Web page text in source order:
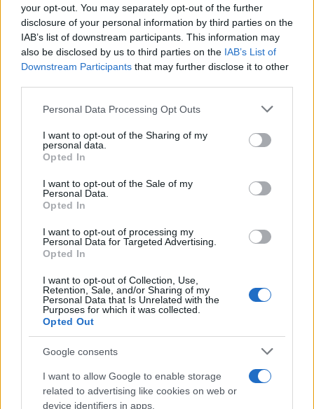
your opt-out. You may separately opt-out of the further
disclosure of your personal information by third parties on the
IAB’s list of downstream participants. This information may
also be disclosed by us to third parties on the IAB’s List of
Downstream Participants that may further disclose it to other
Please note that this website/app uses one or more Google
not limited to your visit or usage behaviour. You may click to
grant or deny consent to Google and its third-party tags to
use your data for below specified purposes in below Google
consent section.
Personal Data Processing Opt Outs
I want to opt-out of the Sharing of my
personal data.
Opted In
I want to opt-out of the Sale of my
Personal Data.
Opted In
I want to opt-out of processing my
Personal Data for Targeted Advertising.
Opted In
I want to opt-out of Collection, Use,
Retention, Sale, and/or Sharing of my
Personal Data that Is Unrelated with the
Purposes for which it was collected.
Opted Out
Google consents
I want to allow Google to enable storage
related to advertising like cookies on web or
device identifiers in apps.
οικονομικές συνθήκες φαίνεται να επηρεάζει
έντονα την ψυχική του κατάσταση. Μεταξύ των
σημαντικότερων παραγόντων ξεχώρισαν το μέσο
εισόδημα, το ποσοστό των κατοίκων με
πανεπιστημιακή εκπαίδευση, η εξάρτηση από
επιδόματα και η ανάγκη για επισιτιστική βοήθεια.